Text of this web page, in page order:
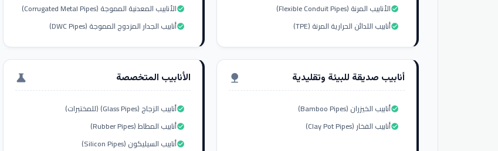
الأنابيب المرنة (Flexible Conduit Pipes)check_circle
أنابيب اللدائن الحرارية المرنة (TPE)check_circle
الأنابيب المعدنية المموجة (Corrugated Metal Pipes)check_circle
أنابيب الجدار المزدوج المموجة (DWC Pipes)check_circle
أنابيب صديقة للبيئة وتقليدية nature
أنابيب الخيزران (Bamboo Pipes)check_circle
أنابيب الفخار (Clay Pot Pipes)check_circle
الأنابيب المتخصصة science
أنابيب الزجاج (Glass Pipes) (للمختبرات)check_circle
أنابيب المطاط (Rubber Pipes)check_circle
أنابيب السيليكون (Silicon Pipes)check_circle